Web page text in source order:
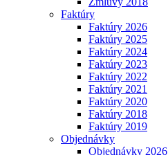
Faktúry
Faktúry 2026
Faktúry 2025
Faktúry 2024
Faktúry 2023
Faktúry 2022
Faktúry 2021
Faktúry 2020
Faktúry 2018
Faktúry 2019
Objednávky
Objednávky 2026